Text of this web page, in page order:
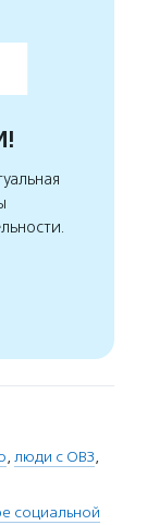
, люди с ОВЗ,
социальной